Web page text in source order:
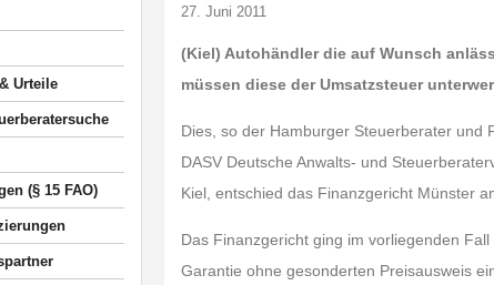
Urteile
(§ 15 FAO)
27. Juni 2011
(Kiel) Autohändler die auf Wunsch
müssen diese der Umsatzsteuer
Dies, so der Hamburger Steuerberater und
DASV Deutsche Anwalts- und
Kiel, entschied das Finanzgericht Münster
Das Finanzgericht ging im vorliegenden
Garantie ohne gesonderten Preisausweis